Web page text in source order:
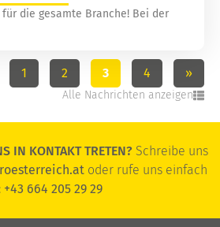
die gesamte Branche! Bei der
1 2 3 4 »
Alle Nachrichten anzeigen
IN KONTAKT TRETEN? Schreibe uns
oder rufe uns einfach
+43 664 205 29 29